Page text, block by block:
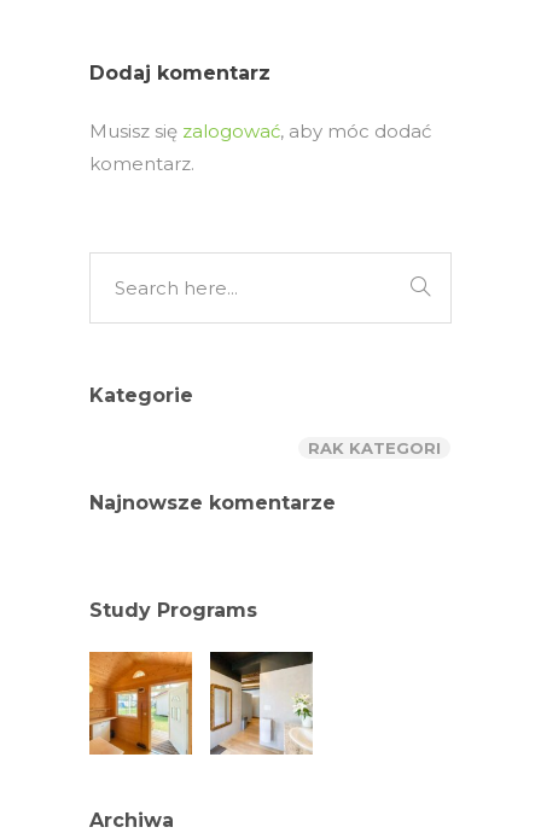
Dodaj komentarz
Musisz się zalogować, aby móc dodać
komentarz.
Kategorie
RAK KATEGORI
Najnowsze komentarze
Study Programs
Archiwa